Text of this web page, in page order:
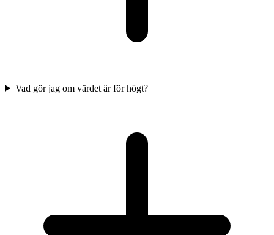
Vad gör jag om värdet är för högt?